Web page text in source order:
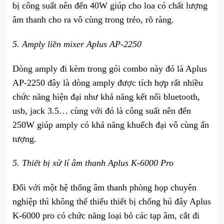
bị công suất nên đến 40W giúp cho loa có chất lượng
âm thanh cho ra vô cùng trong trẻo, rõ ràng.
5. Amply liền mixer Aplus AP-2250
Dòng amply đi kèm trong gói combo này đó là Aplus
AP-2250 đây là dòng amply được tích hợp rất nhiều
chức năng hiện đại như khả năng kết nối bluetooth,
usb, jack 3.5… cùng với đó là công suất nên đến
250W giúp amply có khả năng khuếch đại vô cùng ấn
tượng.
5. Thiết bị xử lí âm thanh Aplus K-6000 Pro
Đối với một hệ thống âm thanh phòng họp chuyên
nghiệp thì không thể thiếu thiết bị chống hú đây Aplus
K-6000 pro có chức năng loại bỏ các tạp âm, cắt đi